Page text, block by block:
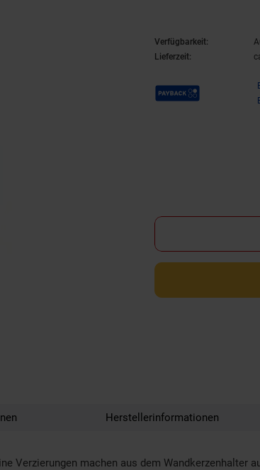
Verfügbarkeit:
Lieferzeit:
Payback Punkte
Herstellerinformationen
Verzierungen machen aus dem